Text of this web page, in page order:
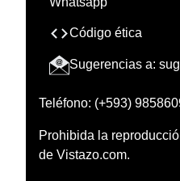
Código ética
Sugerencias a:
Teléfono: (+593)
Prohibida la
de Vistazo.com.